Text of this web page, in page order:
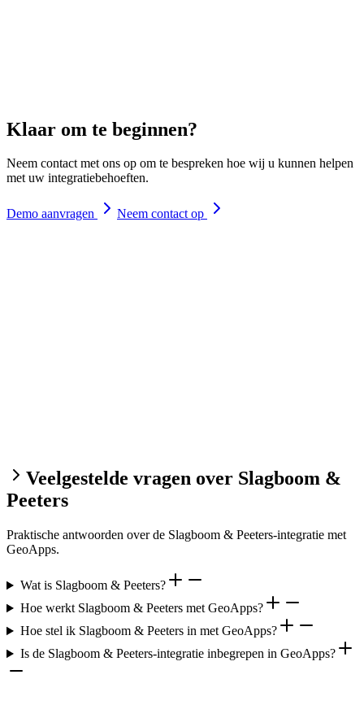
Klaar om te beginnen?
Neem contact met ons op om te bespreken hoe wij u kunnen helpen
met uw integratiebehoeften.
Demo aanvragen Neem contact op
Veelgestelde vragen over Slagboom &
Peeters
Praktische antwoorden over de Slagboom & Peeters-integratie met
GeoApps.
Wat is Slagboom & Peeters?
Hoe werkt Slagboom & Peeters met GeoApps?
Hoe stel ik Slagboom & Peeters in met GeoApps?
Is de Slagboom & Peeters-integratie inbegrepen in GeoApps?